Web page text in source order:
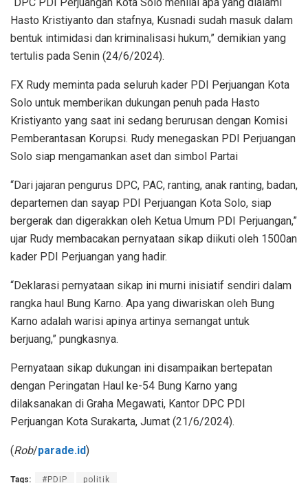
“DPC PDI Perjuangan Kota Solo menilai apa yang dialami
Hasto Kristiyanto dan stafnya, Kusnadi sudah masuk dalam
bentuk intimidasi dan kriminalisasi hukum,” demikian yang
tertulis pada Senin (24/6/2024).
FX Rudy meminta pada seluruh kader PDI Perjuangan Kota
Solo untuk memberikan dukungan penuh pada Hasto
Kristiyanto yang saat ini sedang berurusan dengan Komisi
Pemberantasan Korupsi. Rudy menegaskan PDI Perjuangan
Solo siap mengamankan aset dan simbol Partai
“Dari jajaran pengurus DPC, PAC, ranting, anak ranting, badan,
departemen dan sayap PDI Perjuangan Kota Solo, siap
bergerak dan digerakkan oleh Ketua Umum PDI Perjuangan,”
ujar Rudy membacakan pernyataan sikap diikuti oleh 1500an
kader PDI Perjuangan yang hadir.
“Deklarasi pernyataan sikap ini murni inisiatif sendiri dalam
rangka haul Bung Karno. Apa yang diwariskan oleh Bung
Karno adalah warisi apinya artinya semangat untuk
berjuang,” pungkasnya.
Pernyataan sikap dukungan ini disampaikan bertepatan
dengan Peringatan Haul ke-54 Bung Karno yang
dilaksanakan di Graha Megawati, Kantor DPC PDI
Perjuangan Kota Surakarta, Jumat (21/6/2024).
(Rob/parade.id)
Tags: #PDIP politik